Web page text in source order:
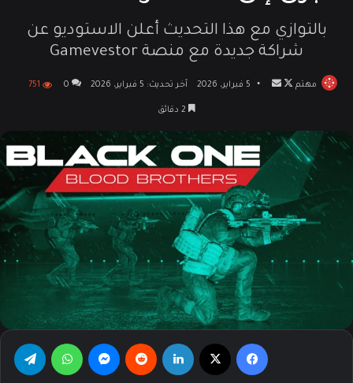
بالتوازي مع هذا التحديث أعلن الاستوديو عن
شراكة جديدة مع منصة Gamevestor
مهتم
تابع أرسل5 فبراير، 2026 آخر تحديث: 5 فبراير، 2026 0
751